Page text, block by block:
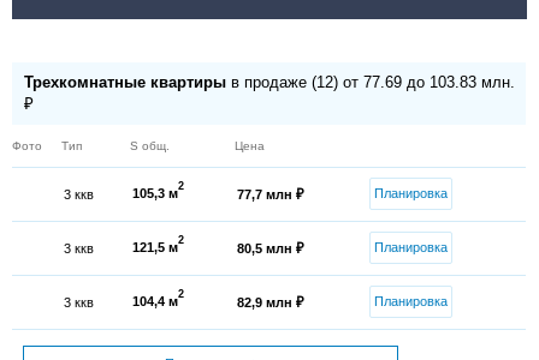
Трехкомнатные квартиры в продаже (12) от 77.69 до 103.83 млн.
₽
Фото Тип S общ. Цена
3 ккв 105,3 м2
77,7 млн ₽ Планировка
3 ккв 121,5 м2
80,5 млн ₽ Планировка
3 ккв 104,4 м2
82,9 млн ₽ Планировка